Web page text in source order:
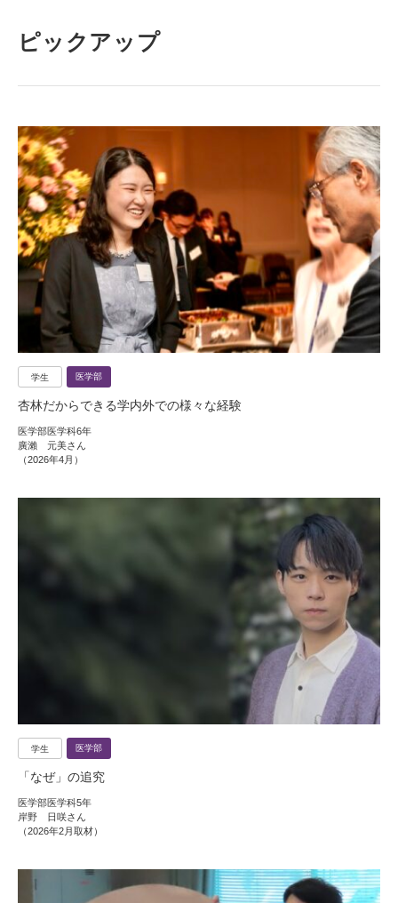
ピックアップ
学生 医学部
杏林だからできる学内外での様々な経験
医学部医学科6年
廣瀨 元美さん
（2026年4月）
学生 医学部
「なぜ」の追究
医学部医学科5年
岸野 日咲さん
（2026年2月取材）